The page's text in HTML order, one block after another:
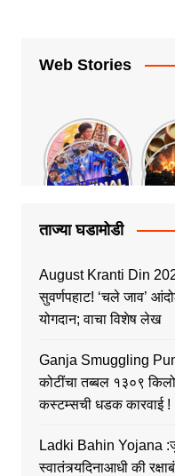
Web Stories
ताज्या घडामोडी
August Kranti Din
सुवर्णपहाट! ‘चले जाव’
योगदान; वाचा विशेष लेख
Ganja Smuggling
कोटींचा तब्बल १३०९
कस्टम्सची धडक कारवाई !
Ladki Bahin Yojana
स्वातंत्र्यदिनाआधी की